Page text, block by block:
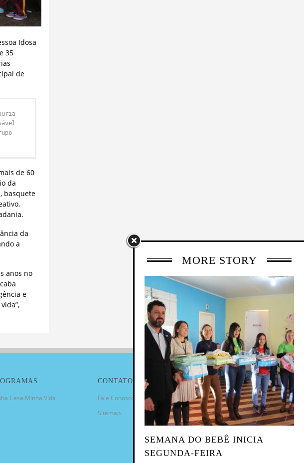
Idosa
35
de
de 60
da
basquete
da
a
anos no
e
MORE STORY
SEMANA DO BEBÊ INICIA
SEGUNDA-FEIRA
Casa Minha Vida
CONTATO
Fale Conosco
Sitemap